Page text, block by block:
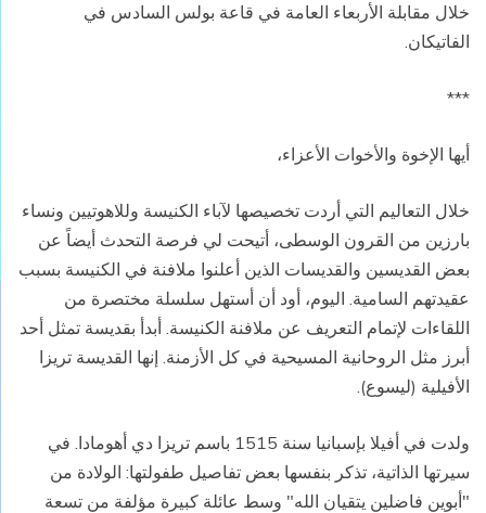
خلال مقابلة الأربعاء العامة في قاعة بولس السادس في
الفاتيكان.
***
أيها الإخوة والأخوات الأعزاء،
خلال التعاليم التي أردت تخصيصها لآباء الكنيسة وللاهوتيين ونساء
بارزين من القرون الوسطى، أتيحت لي فرصة التحدث أيضاً عن
بعض القديسين والقديسات الذين أعلنوا ملافنة في الكنيسة بسبب
عقيدتهم السامية. اليوم، أود أن أستهل سلسلة مختصرة من
اللقاءات لإتمام التعريف عن ملافنة الكنيسة. أبدأ بقديسة تمثل أحد
أبرز مثل الروحانية المسيحية في كل الأزمنة. إنها القديسة تريزا
الأفيلية (ليسوع).
ولدت في أفيلا بإسبانيا سنة 1515 باسم تريزا دي أهومادا. في
سيرتها الذاتية، تذكر بنفسها بعض تفاصيل طفولتها: الولادة من
"أبوين فاضلين يتقيان الله" وسط عائلة كبيرة مؤلفة من تسعة